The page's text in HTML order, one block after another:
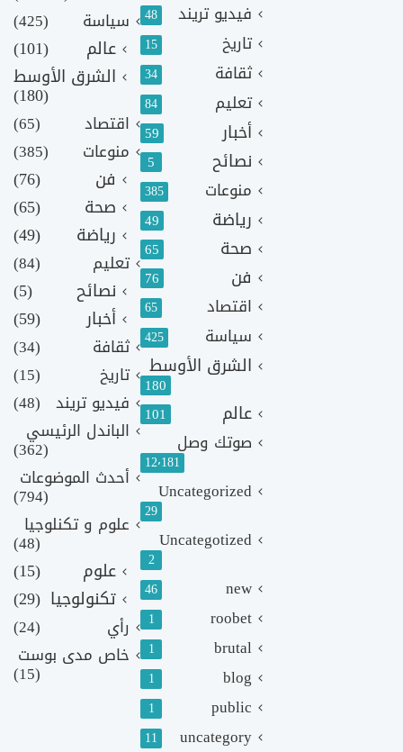
فيديو تريند 48
تاريخ 15
ثقافة 34
تعليم 84
أخبار 59
نصائح 5
منوعات 385
رياضة 49
صحة 65
فن 76
اقتصاد 65
سياسة 425
الشرق الأوسط
180
عالم 101
صوتك وصل
12٬181
Uncategorized
29
Uncategotized
2
new
46
roobet
1
brutal
1
blog
1
public
1
uncategory
11
سياسة
(425)
عالم
(101)
الشرق الأوسط
(180)
اقتصاد
(65)
منوعات
(385)
فن
(76)
صحة
(65)
رياضة
(49)
تعليم (84)
نصائح
(5)
أخبار
(59)
ثقافة
(34)
تاريخ
(15)
فيديو تريند (48)
الباندل الرئيسي
(362)
أحدث الموضوعات
(794)
علوم و تكنلوجيا
(48)
علوم
(15)
تكنولوجيا (29)
رأي
(24)
خاص مدى بوست
(15)